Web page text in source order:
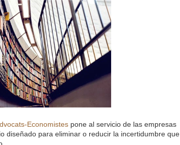
Economistes pone al servicio de las empresas
diseñado para eliminar o reducir la incertidumbre que